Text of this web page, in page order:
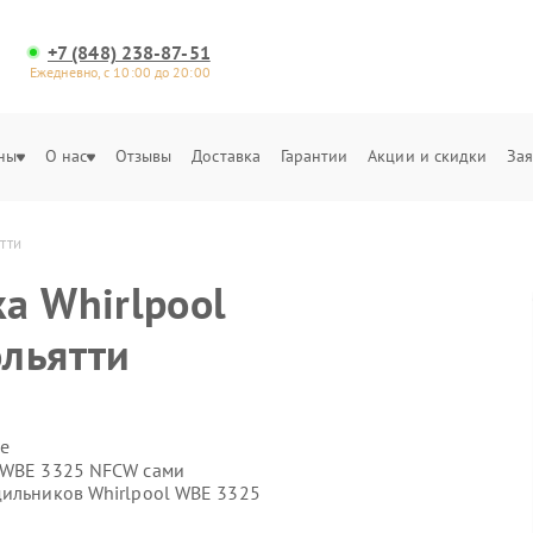
+7 (848) 238-87-51
Ежедневно, с 10:00 до 20:00
О нас Отзывы Доставка Гарантии Акции и скидки
Whirlpool
3325 NFCW сами
Whirlpool WBE 3325